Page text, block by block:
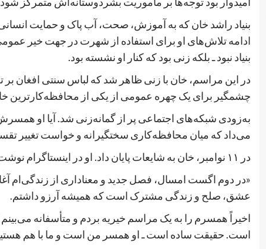
بنیاد راشد خان که به آموزش، صحت، آب پاک و حمایت
ادامه تلاش‌های او برای استفاده از شهرت در جهت خیر
بنیاد نبود ـ بلکه زنی بود که کنار او نشسته بود.
در این مراسم، خان با زنی ظاهر شد که لباس سنتی افغان
چشمگیر برای یک چهره عمومی از یکی از محافظه‌کارترین
به‌زودی شبکه‌های اجتماعی پر از گمانه‌زنی شد. آیا او
می‌داد که میان محافظه‌کاری سختگیرانه و خواست تغییر
در ۱۱ نوامبر، خان به شایعات پایان داد. او در اینستاگرام نوشت:
«در دوم اگست امسال، فصل جدید و معناداری از زندگی‌ام
عشق، صلح و زندگی مشترک است که همیشه آرزو داشتم.
اخیراً همسرم را به یک مراسم خیریه بردم و متأسفانه
است. حقیقت ساده است ـ او همسر من است و ما با هم